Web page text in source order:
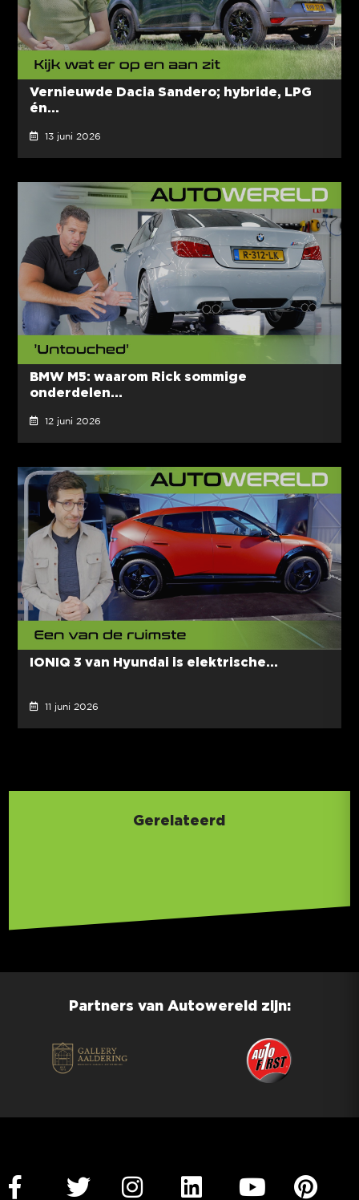
Vernieuwde Dacia Sandero; hybride, LPG
én...
13 juni 2026
BMW M5: waarom Rick sommige
onderdelen...
12 juni 2026
IONIQ 3 van Hyundai is elektrische...
11 juni 2026
Gerelateerd
Partners van Autowereld zijn: